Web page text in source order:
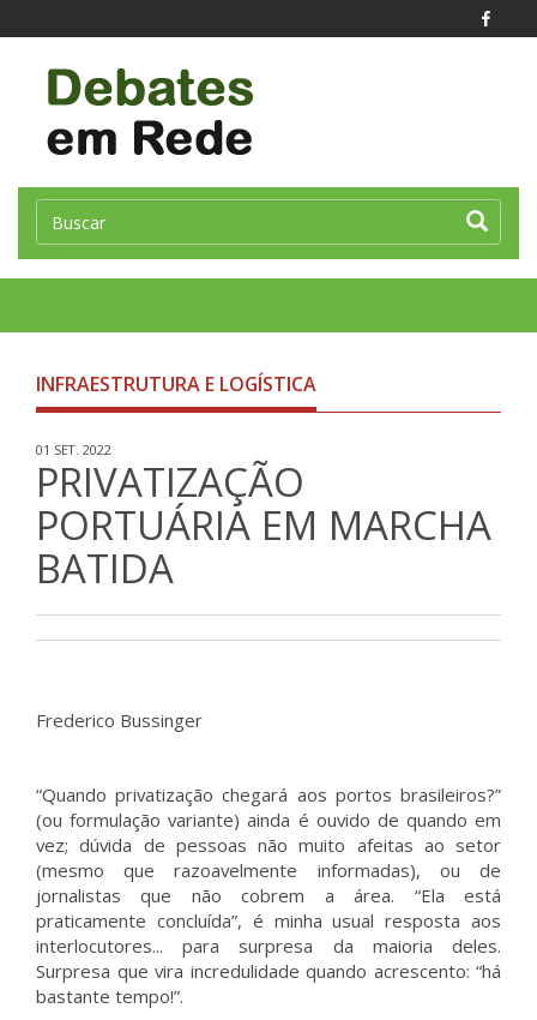
INFRAESTRUTURA E LOGÍSTICA
01 SET. 2022
PRIVATIZAÇÃO
PORTUÁRIA EM MARCHA
BATIDA
Frederico Bussinger
“Quando privatização chegará aos portos brasileiros?”
(ou formulação variante) ainda é ouvido de quando em
vez; dúvida de pessoas não muito afeitas ao setor
(mesmo que razoavelmente informadas), ou de
jornalistas que não cobrem a área. “Ela está
praticamente concluída”, é minha usual resposta aos
interlocutores... para surpresa da maioria deles.
Surpresa que vira incredulidade quando acrescento: “há
bastante tempo!”.